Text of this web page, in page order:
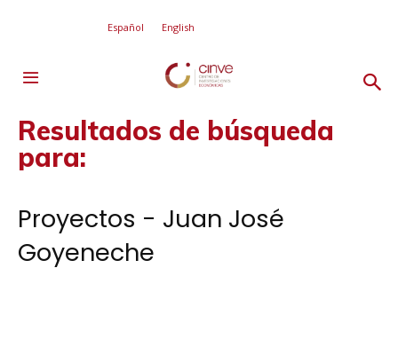
Español English
Resultados de búsqueda
para:
Proyectos - Juan José
Goyeneche